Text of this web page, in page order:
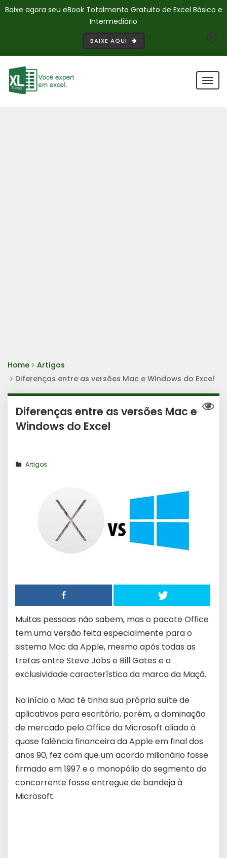
Baixe agora seu eBook Totalmente Gratuito de Excel Básico e
Intermediário
BAIXE AQUI
Home
Artigos
Diferenças entre as versões Mac e Windows do Excel
Diferenças entre as versões Mac e
Windows do Excel
Artigos
Muitas pessoas não sabem, mas o pacote Office
tem uma versão feita especialmente para o
sistema Mac da Apple, mesmo após todas as
tretas entre Steve Jobs e Bill Gates e a
exclusividade característica da marca da Maçã.
No início o Mac té tinha sua própria suíte de
aplicativos para escritório, porém, a dominação
de mercado pelo Office da Microsoft aliado à
quase falência financeira da Apple em final dos
anos 90, fez com que um acordo milionário fosse
firmado em 1997 e o monopólio do segmento do
concorrente fosse entregue de bandeja à
Microsoft.